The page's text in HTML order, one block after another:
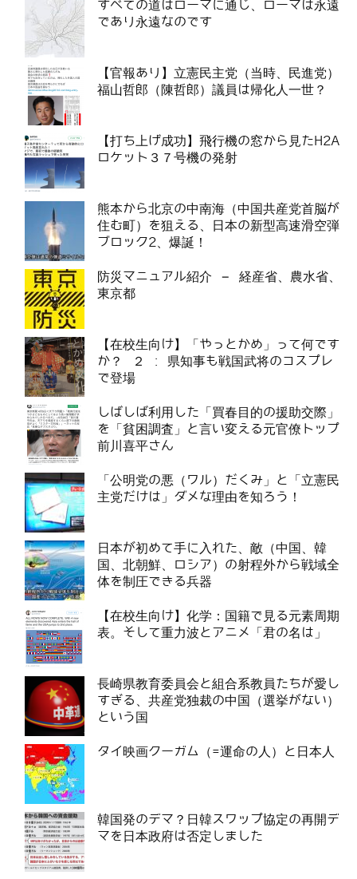
すべての道はローマに通じ、ローマは永遠
であり永遠なのです
【官報あり】立憲民主党（当時、民進党）
福山哲郎（陳哲郎）議員は帰化人一世？
【打ち上げ成功】飛行機の窓から見たH2A
ロケット３７号機の発射
熊本から北京の中南海（中国共産党首脳が
住む町）を狙える、日本の新型高速滑空弾
ブロック2、爆誕！
防災マニュアル紹介 – 経産省、農水省、
東京都
【在校生向け】「やっとかめ」って何です
か？ ２ : 県知事も戦国武将のコスプレ
で登場
しばしば利用した「買春目的の援助交際」
を「貧困調査」と言い変える元官僚トップ
前川喜平さん
「公明党の悪（ワル）だくみ」と「立憲民
主党だけは」ダメな理由を知ろう！
日本が初めて手に入れた、敵（中国、韓
国、北朝鮮、ロシア）の射程外から戦域全
体を制圧できる兵器
【在校生向け】化学：国籍で見る元素周期
表。そして重力波とアニメ「君の名は」
長崎県教育委員会と組合系教員たちが愛し
すぎる、共産党独裁の中国（選挙がない）
という国
タイ映画クーガム（=運命の人）と日本人
韓国発のデマ？日韓スワップ協定の再開デ
マを日本政府は否定しました